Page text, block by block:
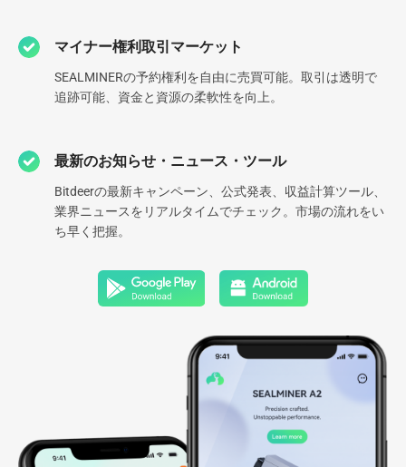
0
GW
ートフォリオ
マイナー権利取引マーケット
SEALMINERの予約権利を自由に売買可能。取引は透明で
追跡可能、資金と資源の柔軟性を向上。
最新のお知らせ・ニュース・ツール
Bitdeerの最新キャンペーン、公式発表、収益計算ツール、
業界ニュースをリアルタイムでチェック。市場の流れをい
ち早く把握。